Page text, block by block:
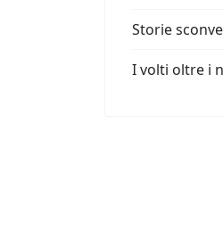
Storie
I volti oltre i